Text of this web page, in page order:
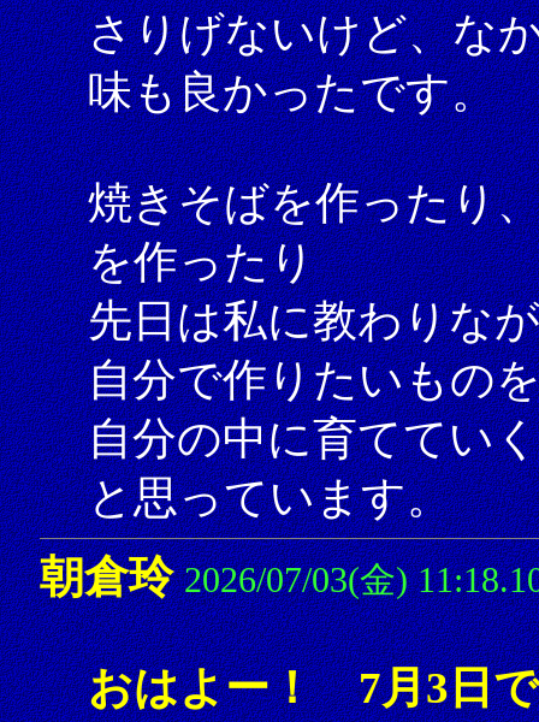
さりげないけど、な
味も良かったです。
焼きそばを作ったり
を作ったり
先日は私に教わりな
自分で作りたいもの
自分の中に育ててい
と思っています。
朝倉玲 2026/07/03(金)
おはよー！ 7月3日